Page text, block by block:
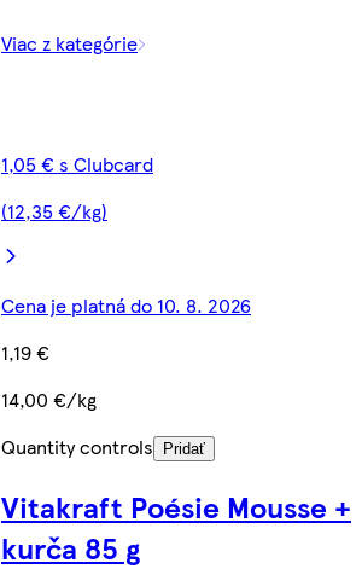
Viac z kategórie
1,05 € s Clubcard
(12,35 €/kg)
Cena je platná do 10. 8. 2026
1,19 €
14,00 €/kg
Quantity controls
Pridať
Vitakraft Poésie Mousse +
kurča 85 g